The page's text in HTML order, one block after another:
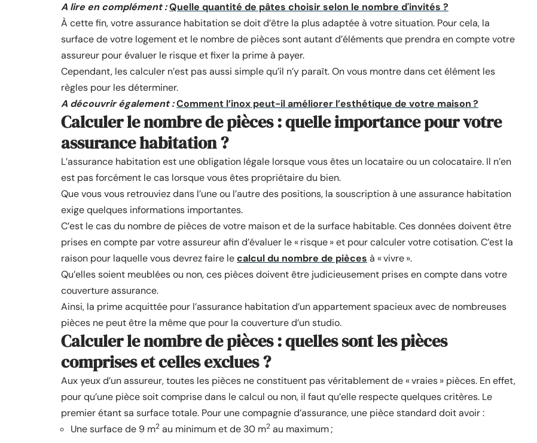
A lire en complément :Quelle quantité de pâtes choisir selon le nombre d'invités ?
À cette fin, votre assurance habitation se doit d’être la plus adaptée à votre situation. Pour cela, la
surface de votre logement et le nombre de pièces sont autant d’éléments que prendra en compte votre
assureur pour évaluer le risque et fixer la prime à payer.
Cependant, les calculer n’est pas aussi simple qu’il n’y paraît. On vous montre dans cet élément les
règles pour les déterminer.
A découvrir également :Comment l’inox peut-il améliorer l’esthétique de votre maison ?
Calculer le nombre de pièces : quelle importance pour votre
assurance habitation ?
L’assurance habitation est une obligation légale lorsque vous êtes un locataire ou un colocataire. Il n’en
est pas forcément le cas lorsque vous êtes propriétaire du bien.
Que vous vous retrouviez dans l’une ou l’autre des positions, la souscription à une assurance habitation
exige quelques informations importantes.
C’est le cas du nombre de pièces de votre maison et de la surface habitable. Ces données doivent être
prises en compte par votre assureur afin d’évaluer le « risque » et pour calculer votre cotisation. C’est la
raison pour laquelle vous devrez faire lecalcul du nombre de pièces à « vivre ».
Qu’elles soient meublées ou non, ces pièces doivent être judicieusement prises en compte dans votre
couverture assurance.
Ainsi, la prime acquittée pour l’assurance habitation d’un appartement spacieux avec de nombreuses
pièces ne peut être la même que pour la couverture d’un studio.
Calculer le nombre de pièces : quelles sont les pièces
comprises et celles exclues ?
Aux yeux d’un assureur, toutes les pièces ne constituent pas véritablement de « vraies » pièces. En effet,
pour qu’une pièce soit comprise dans le calcul ou non, il faut qu’elle respecte quelques critères. Le
premier étant sa surface totale. Pour une compagnie d’assurance, une pièce standard doit avoir :
Une surface de 9 m2 au minimum et de 30 m2 au maximum ;